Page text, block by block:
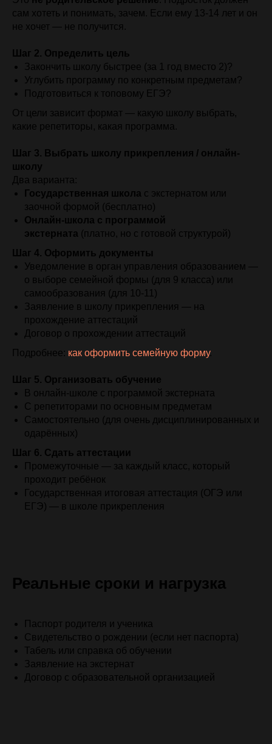
сам хотеть и понимать, зачем. Если ему 13-14 лет и он
не хочет — не получится.
Шаг 2. Определить цель
Закончить школу быстрее (за 1 год вместо 2)?
Углубить программу по конкретным предметам?
Подготовиться к топовому ЕГЭ?
От цели зависит формат — какую школу выбрать,
какие репетиторы, какая программа.
Шаг 3. Выбрать школу прикрепления / онлайн-
школу
Два варианта:
Государственная школа с экстернатом или
заочной формой (бесплатно)
Онлайн-школа с программой
экстерната (платно, но с готовой структурой)
Шаг 4. Оформить документы
Уведомление в орган управления образованием —
о выборе семейной формы (для 9 класса) или
самообразования (для 10-11)
Заявление в школу прикрепления — на
прохождение аттестаций
Договор о прохождении аттестаций
Подробнее: как оформить семейную форму.
Шаг 5. Организовать обучение
В онлайн-школе с программой экстерната
С репетиторами по основным предметам
Самостоятельно (для очень дисциплинированных и
одарённых)
Шаг 6. Сдать аттестации
Промежуточные — за каждый класс, который
проходит ребёнок
Государственная итоговая аттестация (ОГЭ или
ЕГЭ) — в школе прикрепления
Реальные сроки и нагрузка
Паспорт родителя и ученика
Свидетельство о рождении (если нет паспорта)
Табель или справка об обучении
Заявление на экстернат
Договор с образовательной организацией